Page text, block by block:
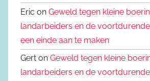
Eric on Geweld tegen kleine
landarbeiders en de
een einde aan te maken
Gert on Geweld tegen kleine
landarbeiders en de